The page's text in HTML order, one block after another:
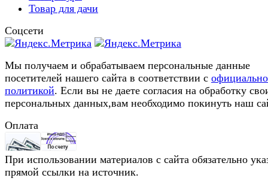
Товар для дачи
Соцсети
Мы получаем и обрабатываем персональные данные
посетителей нашего сайта в соответствии с
политикой. Если вы не даете согласия на обработку
персональных данных,вам необходимо покинуть наш
Оплата
При использовании материалов с сайта обязательно
прямой ссылки на источник.